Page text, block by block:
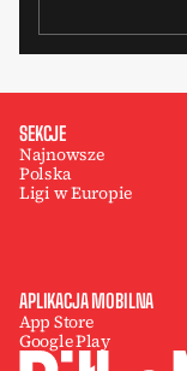
SEKCJE
Najnowsze
Polska
Ligi w Europie
APLIKACJA MOBILNA
App Store
Google Play